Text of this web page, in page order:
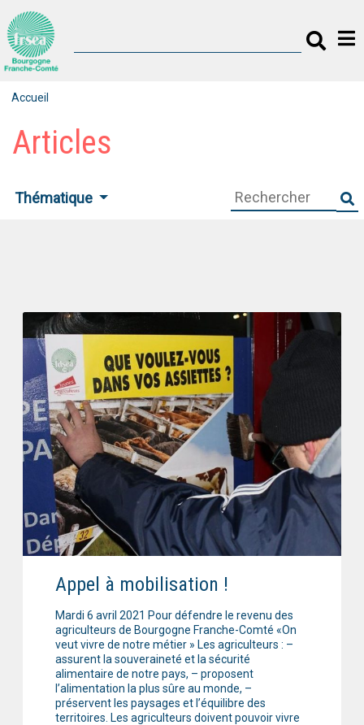
Accueil
Articles
Thématique
Appel à mobilisation !
Mardi 6 avril 2021 Pour défendre le revenu des
agriculteurs de Bourgogne Franche-Comté «On
veut vivre de notre métier » Les agriculteurs : –
assurent la souveraineté et la sécurité
alimentaire de notre pays, – proposent
l’alimentation la plus sûre au monde, –
préservent les paysages et l’équilibre des
territoires. Les agriculteurs doivent pouvoir vivre